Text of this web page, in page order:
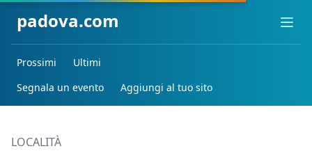
padova.com
Prossimi
Ultimi
Segnala un evento
Aggiungi al tuo sito
LOCALITÀ